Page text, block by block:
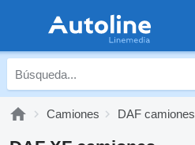
Camiones DAF camiones